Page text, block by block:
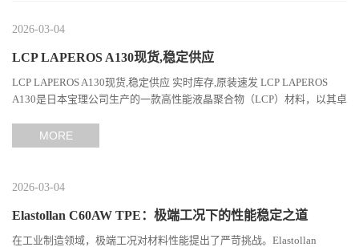
2026-03-04
LCP LAPEROS A130现货,稳定供应
LCP LAPEROS A130现货,稳定供应 实时库存,原装速发 LCP LAPEROS
A130是日本宝理公司生产的一款高性能液晶聚合物（LCP）材料，以其卓
MORE
2026-03-04
Elastollan C60AW TPE：极端工况下的性能稳定之道
在工业制造领域，极端工况对材料性能提出了严苛挑战。Elastollan